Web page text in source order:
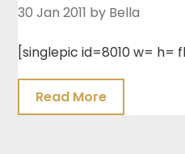
30 Jan 2011 by Bella
[singlepic id=8010 w=
Read More